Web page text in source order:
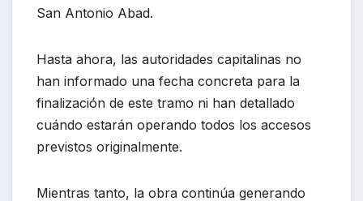
San Antonio Abad.
Hasta ahora, las autoridades capitalinas no
han informado una fecha concreta para la
finalización de este tramo ni han detallado
cuándo estarán operando todos los accesos
previstos originalmente.
Mientras tanto, la obra continúa generando